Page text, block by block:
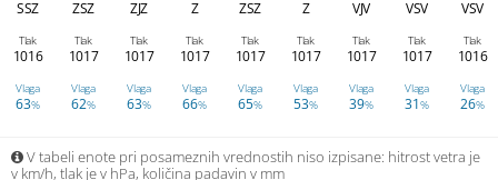
SSZ
ZSZ
ZJZ
Z
ZSZ
Z
VJV
VSV
VSV
Tlak
1016
Tlak
1017
Tlak
1017
Tlak
1017
Tlak
1017
Tlak
1017
Tlak
1017
Tlak
1017
Tlak
1016
Vlaga
63%
Vlaga
62%
Vlaga
63%
Vlaga
66%
Vlaga
65%
Vlaga
53%
Vlaga
39%
Vlaga
31%
Vlaga
26%
V tabeli enote pri posameznih vrednostih niso izpisane: hitrost vetra je
v km/h, tlak je v hPa, količina padavin v mm